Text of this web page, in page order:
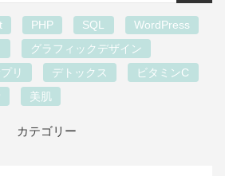
PHP SQL
WordPress
グラフィックデザイン
リ デトックス
ビタミンC
美肌
カテゴリー